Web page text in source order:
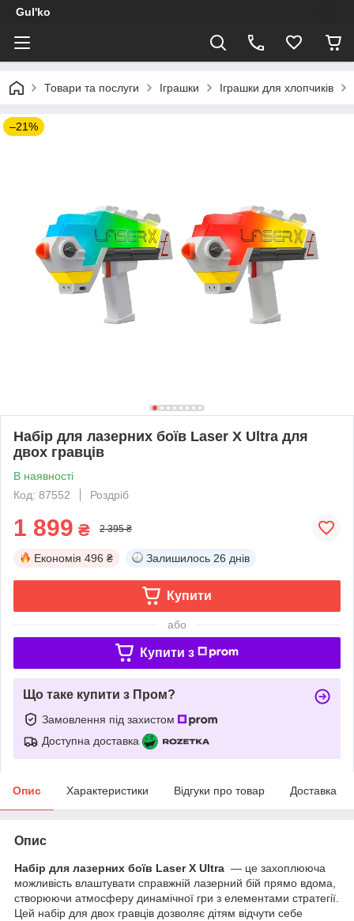
Gul'ko
Товари та послуги Іграшки Іграшки для хлопчиків
–21%
Набір для лазерних боїв Laser X Ultra для
двох гравців
В наявності
Код: 87552
Роздріб
1 899 ₴ 2 395 ₴
Економія 496 ₴ Залишилось 26 днів
Купити
або
Купити з
Що таке купити з Пром?
Замовлення під захистом
Доступна доставка
Опис Характеристики Відгуки про товар Доставка
Опис
Набір для лазерних боїв Laser X Ultra — це захоплююча
можливість влаштувати справжній лазерний бій прямо вдома,
створюючи атмосферу динамічної гри з елементами стратегії.
Цей набір для двох гравців дозволяє дітям відчути себе